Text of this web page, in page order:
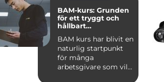
BAM-kurs: Grunden
för ett tryggt och
hållbart
BAM kurs har blivit en
naturlig startpunkt
för många
arbetsgivare som vill